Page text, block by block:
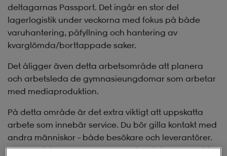
deltagarnas Passport. Det ingår en stor del
lagerlogistik under veckorna med fokus på både
varuhantering, påfyllning och hantering av
kvarglömda/borttappade saker.
Det åligger även detta arbetsområde att planera
och arbetsleda de gymnasieungdomar som arbetar
med mediaproduktion.
På detta område är det extra viktigt att uppskatta
arbete som innebär service. Du bör gilla kontakt med
andra människor – både besökare och leverantörer.
Du är ordningsam, noggrann och är inte vara rädd